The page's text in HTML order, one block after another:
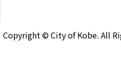
Copyright © City of Kobe. All